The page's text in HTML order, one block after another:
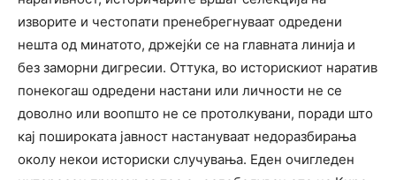
изворите и честопати пренебрегнуваат одредени
нешта од минатото, држејќи се на главната линија и
без заморни дигресии. Оттука, во историскиот наратив
понекогаш одредени настани или личности не се
доволно или воопшто не се протолкувани, поради што
кај пошироката јавност настануваат недоразбирања
околу некои историски случувања. Еден очигледен